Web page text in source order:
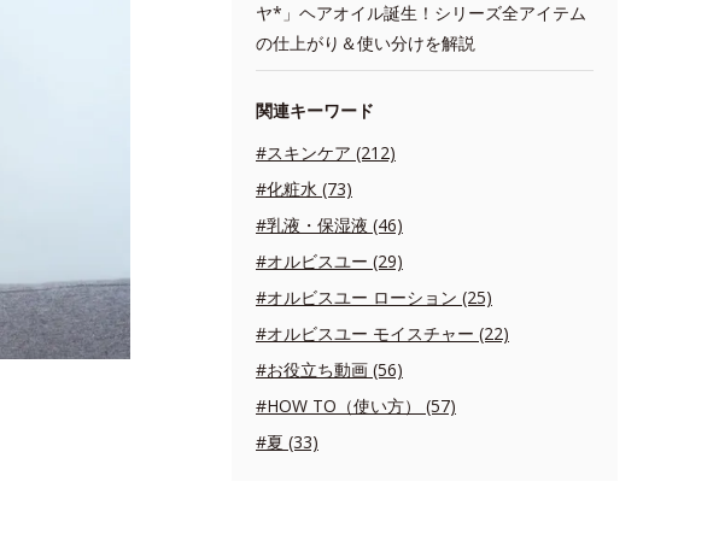
ヤ*」ヘアオイル誕生！シリーズ全アイテム
の仕上がり＆使い分けを解説
関連キーワード
#スキンケア (212)
#化粧水 (73)
#乳液・保湿液 (46)
#オルビスユー (29)
#オルビスユー ローション (25)
#オルビスユー モイスチャー (22)
#お役立ち動画 (56)
#HOW TO（使い方） (57)
#夏 (33)